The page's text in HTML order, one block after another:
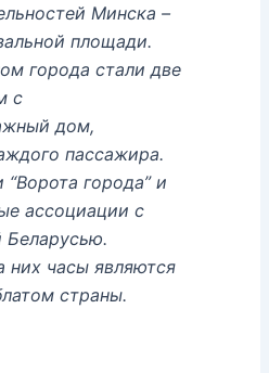
Минска –
площади.
города стали две
с
дом,
пассажира.
города” и
ассоциации с
них часы являются
страны.